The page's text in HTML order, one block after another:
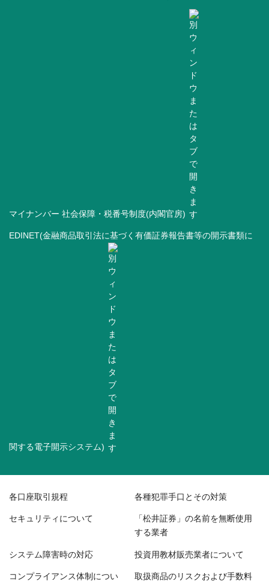
マイナンバー 社会保障・税番号制度(内閣官房)
EDINET(金融商品取引法に基づく有価証券報告書等の開示書類に
関する電子開示システム)
各口座取引規程 各種犯罪手口とその対策
セキュリティについて 「松井証券」の名前を無断使用
する業者
システム障害時の対応 投資用教材販売業者について
コンプライアンス体制につい 取扱商品のリスクおよび手数料